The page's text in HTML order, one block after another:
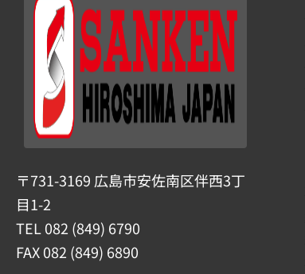
〒731-3169 広島市安佐南区伴西3丁
目1-2
TEL 082 (849) 6790
FAX 082 (849) 6890